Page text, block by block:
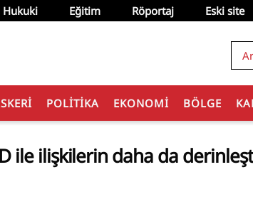
Hukuki Eğitim Röportaj Eski site
POLITIKA EKONOMI BÖLGE
ile ilişkilerin daha da